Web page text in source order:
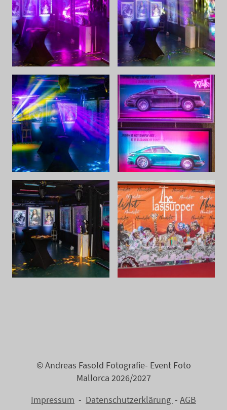
© Andreas Fasold Fotografie- Event Foto
Mallorca 2026/2027
Impressum - Datenschutzerklärung - AGB